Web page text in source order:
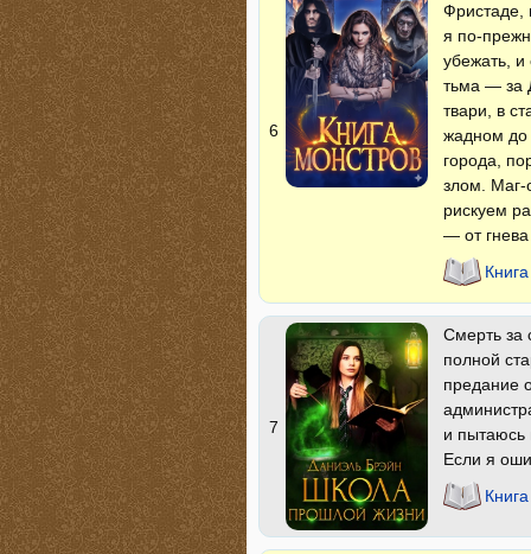
6
Фристаде,
я по-
убежать, и
тьма — за
твари, в
жадном до
города,
злом. Маг-
рискуем
— от гнева
7
Смерть за
полной
предание
и пытаюсь
Если я